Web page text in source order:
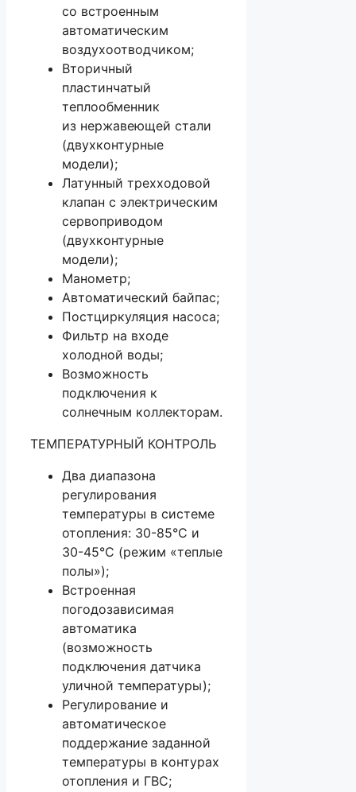
со встроенным
автоматическим
воздухоотводчиком;
Вторичный
пластинчатый
теплообменник
из нержавеющей стали
(двухконтурные
модели);
Латунный трехходовой
клапан с электрическим
сервоприводом
(двухконтурные
модели);
Манометр;
Автоматический байпас;
Постциркуляция насоса;
Фильтр на входе
холодной воды;
Возможность
подключения к
солнечным коллекторам.
ТЕМПЕРАТУРНЫЙ КОНТРОЛЬ
Два диапазона
регулирования
температуры в системе
отопления: 30-85°С и
30-45°С (режим «теплые
полы»);
Встроенная
погодозависимая
автоматика
(возможность
подключения датчика
уличной температуры);
Регулирование и
автоматическое
поддержание заданной
температуры в контурах
отопления и ГВС;